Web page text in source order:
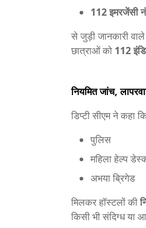
112 इमरजेंसी
से जुड़ी जानकारी
छात्राओं को 112
नियमित जांच,
डिप्टी सीएम ने कहा
पुलिस
महिला हेल्प
अभया ब्रिगेड
मिलकर हॉस्टलों की
किसी भी संदिग्ध या